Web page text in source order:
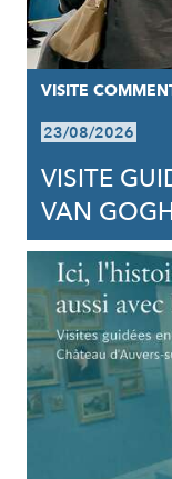
VISITE
23/08/2026
VISITE
VAN